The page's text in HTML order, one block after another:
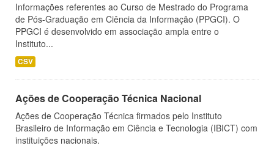
Informações referentes ao Curso de Mestrado do Programa
de Pós-Graduação em Ciência da Informação (PPGCI). O
PPGCI é desenvolvido em associação ampla entre o
Instituto...
CSV
Ações de Cooperação Técnica Nacional
Ações de Cooperação Técnica firmados pelo Instituto
Brasileiro de Informação em Ciência e Tecnologia (IBICT) com
instituições nacionais.